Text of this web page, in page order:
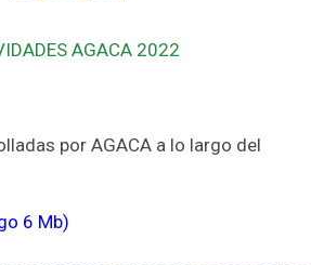
AGACA 2022
por AGACA a lo largo del
6 Mb)